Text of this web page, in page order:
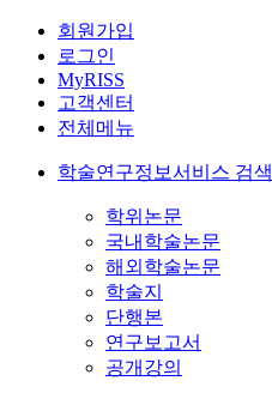
회원가입
로그인
MyRISS
고객센터
전체메뉴
학술연구정보서비스 검색
학위논문
국내학술논문
해외학술논문
학술지
단행본
연구보고서
공개강의